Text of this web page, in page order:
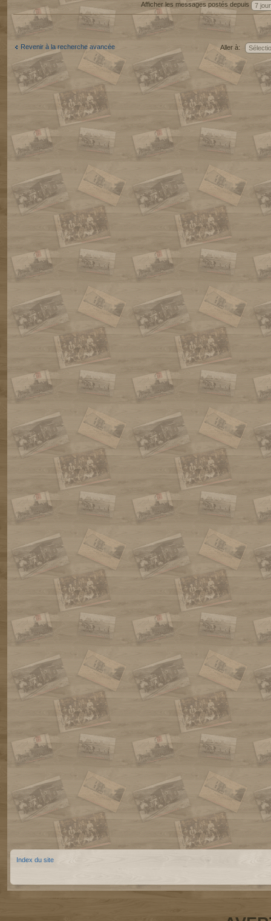
Afficher les messages postés depuis
Revenir à la recherche avancée Aller à:
Index du site